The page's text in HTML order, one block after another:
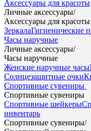
Аксессуары для красоты
Личные аксессуары/
Аксессуары для красоты
ЗеркалаГигиенические
Часы наручные
Личные аксессуары/
Часы наручные
Женские наручные часы
Солнцезащитные очки
Спортивные сувениры
Спортивные сувениры
Спортивные шейкеры
инвентарь
Спортивные сувениры/